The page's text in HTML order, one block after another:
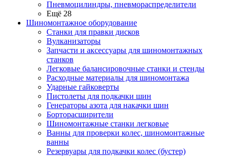
Пневмоцилиндры, пневмораспределители
Ещё 28
Шиномонтажное оборудование
Станки для правки дисков
Вулканизаторы
Запчасти и аксессуары для шиномонтажных
станков
Легковые балансировочные станки и стенды
Расходные материалы для шиномонтажа
Ударные гайковерты
Пистолеты для подкачки шин
Генераторы азота для накачки шин
Борторасширители
Шиномонтажные станки легковые
Ванны для проверки колес, шиномонтажные
ванны
Резервуары для подкачки колес (бустер)